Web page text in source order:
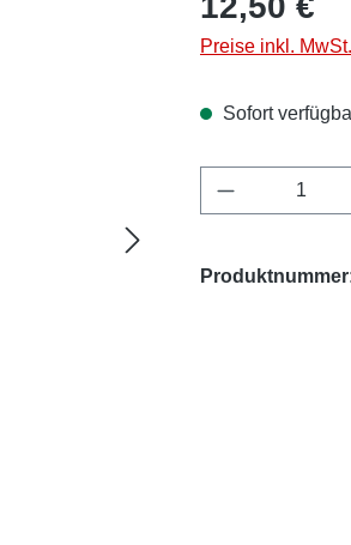
Preise inkl.
Sofort
Produkt